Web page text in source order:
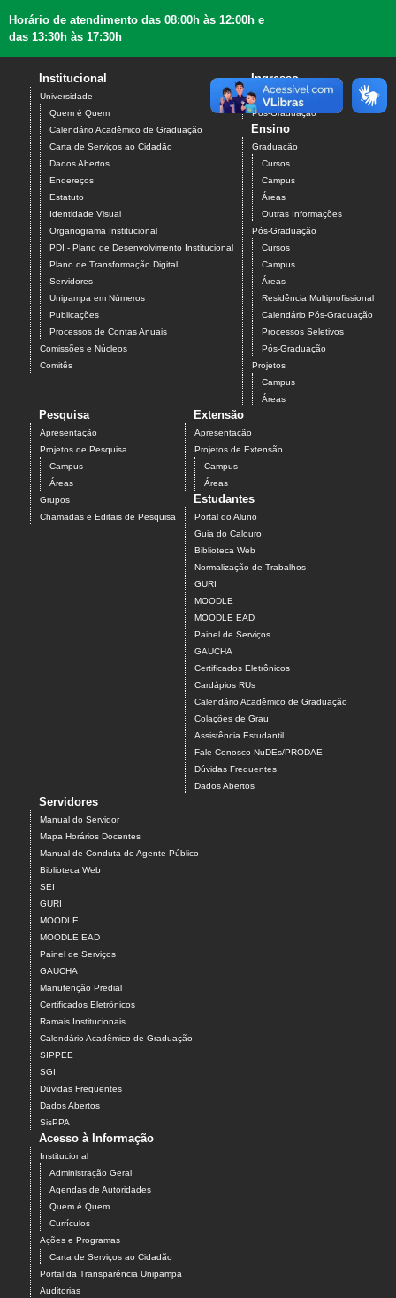
Horário de atendimento das 08:00h às 12:00h e
das 13:30h às 17:30h
Institucional
Universidade
Quem é Quem
Calendário Acadêmico de Graduação
Carta de Serviços ao Cidadão
Dados Abertos
Endereços
Estatuto
Identidade Visual
Organograma Institucional
PDI - Plano de Desenvolvimento Institucional
Plano de Transformação Digital
Servidores
Unipampa em Números
Publicações
Processos de Contas Anuais
Comissões e Núcleos
Comitês
Ingresso
Graduação
Pós-Graduação
Ensino
Graduação
Cursos
Campus
Áreas
Outras Informações
Pós-Graduação
Cursos
Campus
Áreas
Residência Multiprofissional
Calendário Pós-Graduação
Processos Seletivos
Pós-Graduação
Projetos
Campus
Áreas
Pesquisa
Apresentação
Projetos de Pesquisa
Campus
Áreas
Grupos
Chamadas e Editais de Pesquisa
Extensão
Apresentação
Projetos de Extensão
Campus
Áreas
Estudantes
Portal do Aluno
Guia do Calouro
Biblioteca Web
Normalização de Trabalhos
GURI
MOODLE
MOODLE EAD
Painel de Serviços
GAUCHA
Certificados Eletrônicos
Cardápios RUs
Calendário Acadêmico de Graduação
Colações de Grau
Assistência Estudantil
Fale Conosco NuDEs/PRODAE
Dúvidas Frequentes
Dados Abertos
Servidores
Manual do Servidor
Mapa Horários Docentes
Manual de Conduta do Agente Público
Biblioteca Web
SEI
GURI
MOODLE
MOODLE EAD
Painel de Serviços
GAUCHA
Manutenção Predial
Certificados Eletrônicos
Ramais Institucionais
Calendário Acadêmico de Graduação
SIPPEE
SGI
Dúvidas Frequentes
Dados Abertos
SisPPA
Acesso à Informação
Institucional
Administração Geral
Agendas de Autoridades
Quem é Quem
Currículos
Ações e Programas
Carta de Serviços ao Cidadão
Portal da Transparência Unipampa
Auditorias